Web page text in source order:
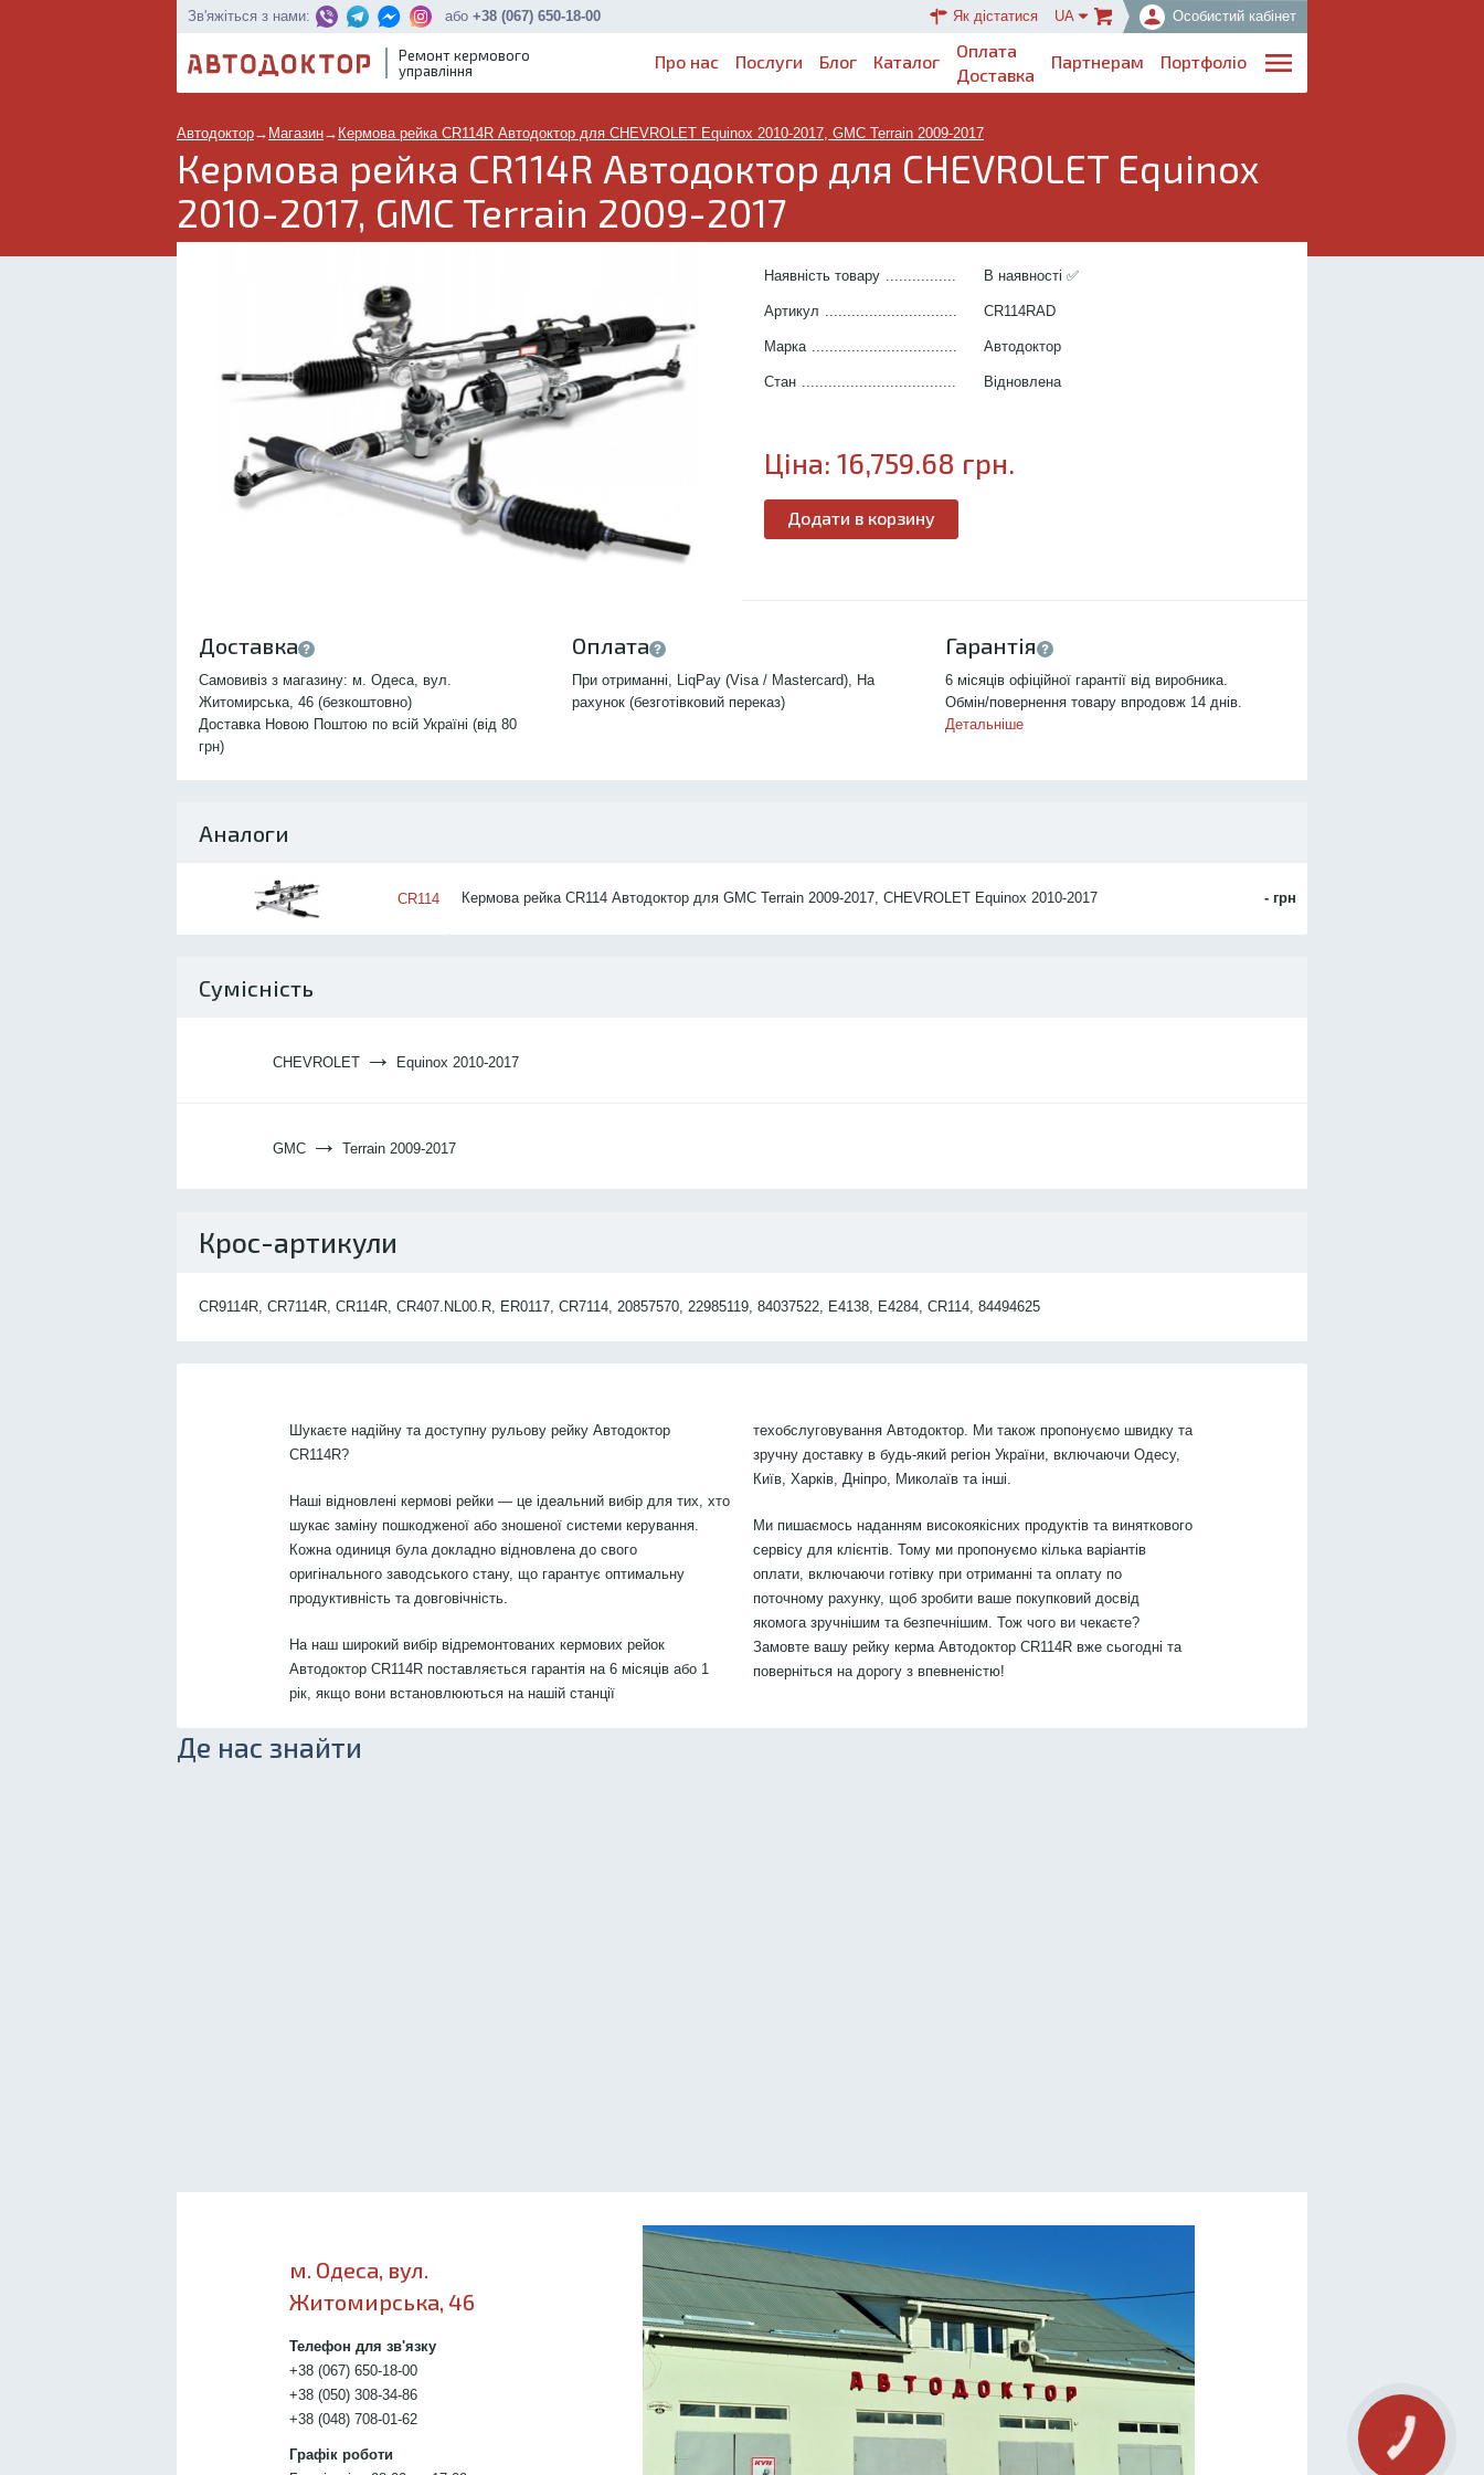
Зв'яжіться з нами: або +38 (067) 650-18-00 Як дістатися UA Особистий кабінет
Ремонт кермового
управління
Про нас Послуги Блог Каталог
Оплата
Доставка
Партнерам Портфоліо
Автодоктор→ Магазин→ Кермова рейка CR114R Автодоктор для CHEVROLET Equinox 2010-2017, GMC Terrain 2009-2017
Кермова рейка CR114R Автодоктор для CHEVROLET Equinox
2010-2017, GMC Terrain 2009-2017
Наявність товару .........................................................
В наявності ✅
Артикул .........................................................
CR114RAD
Марка .........................................................
Автодоктор
Стан .........................................................
Відновлена
Ціна: 16,759.68 грн.
Додати в корзину
Доставка
Самовивіз з магазину: м. Одеса, вул.
Житомирська, 46 (безкоштовно)
Доставка Новою Поштою по всій Україні (від 80
грн)
Оплата
При отриманні, LiqPay (Visa / Mastercard), На
рахунок (безготівковий переказ)
Гарантія
6 місяців офіційної гарантії від виробника.
Обмін/повернення товару впродовж 14 днів.
Детальніше
Аналоги
CR114 Кермова рейка CR114 Автодоктор для GMC Terrain 2009-2017, CHEVROLET Equinox 2010-2017 - грн
Сумісність
CHEVROLET → Equinox 2010-2017
GMC → Terrain 2009-2017
Крос-артикули
CR9114R, CR7114R, CR114R, CR407.NL00.R, ER0117, CR7114, 20857570, 22985119, 84037522, E4138, E4284, CR114, 84494625
Шукаєте надійну та доступну рульову рейку Автодоктор
CR114R?
Наші відновлені кермові рейки — це ідеальний вибір для тих, хто
шукає заміну пошкодженої або зношеної системи керування.
Кожна одиниця була докладно відновлена до свого
оригінального заводського стану, що гарантує оптимальну
продуктивність та довговічність.
На наш широкий вибір відремонтованих кермових рейок
Автодоктор CR114R поставляється гарантія на 6 місяців або 1
рік, якщо вони встановлюються на нашій станції
техобслуговування Автодоктор. Ми також пропонуємо швидку та
зручну доставку в будь-який регіон України, включаючи Одесу,
Київ, Харків, Дніпро, Миколаїв та інші.
Ми пишаємось наданням високоякісних продуктів та виняткового
сервісу для клієнтів. Тому ми пропонуємо кілька варіантів
оплати, включаючи готівку при отриманні та оплату по
поточному рахунку, щоб зробити ваше покупковий досвід
якомога зручнішим та безпечнішим. Тож чого ви чекаєте?
Замовте вашу рейку керма Автодоктор CR114R вже сьогодні та
поверніться на дорогу з впевненістю!
Де нас знайти
м. Одеса, вул.
Житомирська, 46
Телефон для зв'язку
+38 (067) 650-18-00
+38 (050) 308-34-86
+38 (048) 708-01-62
Графік роботи
КНОПКА
СВЯЗИ